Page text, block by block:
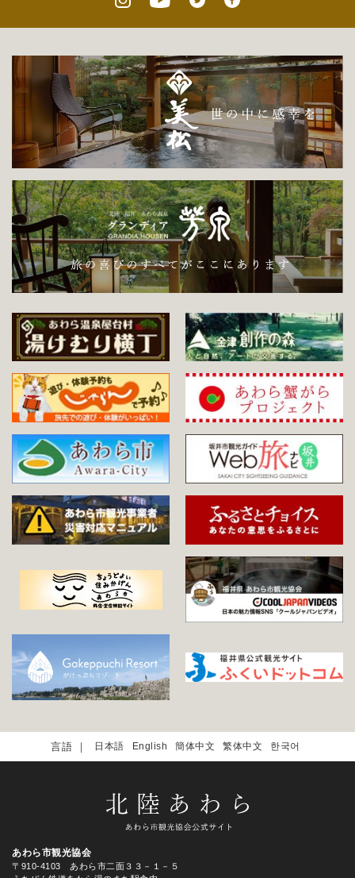
日本語 English 簡体中文 繁体中文 한국어
あわら市観光協会
〒910-4103 あわら市二面３３－１－５